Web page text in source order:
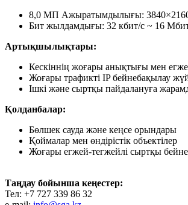
8,0 МП Ажыратымдылығы: 3840×2160
Бит жылдамдығы: 32 кбит/с ~ 16
Артықшылықтары:
Кескіннің жоғары анықтығы мен
Жоғары трафикті IP бейнебақылау
Ішкі және сыртқы пайдалануға
Қолданбалар:
Бөлшек сауда және кеңсе орындары
Қоймалар мен өндірістік объектілер
Жоғары егжей-тегжейлі сыртқы
Таңдау бойынша кеңестер:
Тел: +7 727 339 86 32